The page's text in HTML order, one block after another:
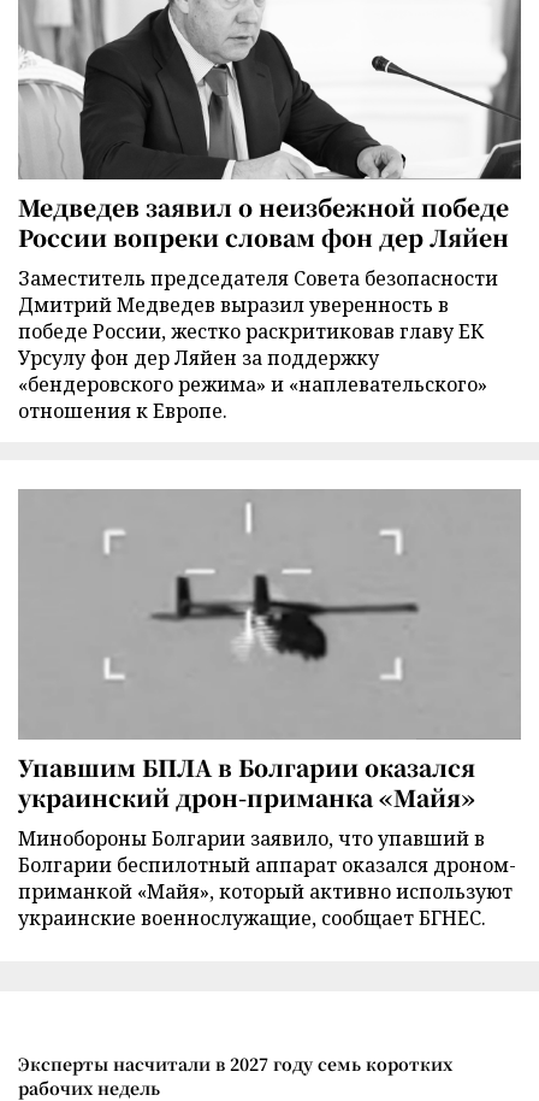
Медведев заявил о неизбежной победе
России вопреки словам фон дер Ляйен
Заместитель председателя Совета безопасности
Дмитрий Медведев выразил уверенность в
победе России, жестко раскритиковав главу ЕК
Урсулу фон дер Ляйен за поддержку
«бендеровского режима» и «наплевательского»
отношения к Европе.
Упавшим БПЛА в Болгарии оказался
украинский дрон-приманка «Майя»
Минобороны Болгарии заявило, что упавший в
Болгарии беспилотный аппарат оказался дроном-
приманкой «Майя», который активно используют
украинские военнослужащие, сообщает БГНЕС.
Эксперты насчитали в 2027 году семь коротких
рабочих недель